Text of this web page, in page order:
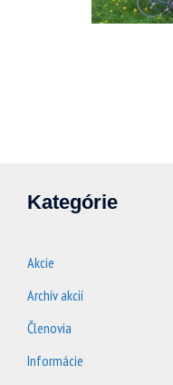
Kategórie
Akcie
Archív akcií
Členovia
Informácie